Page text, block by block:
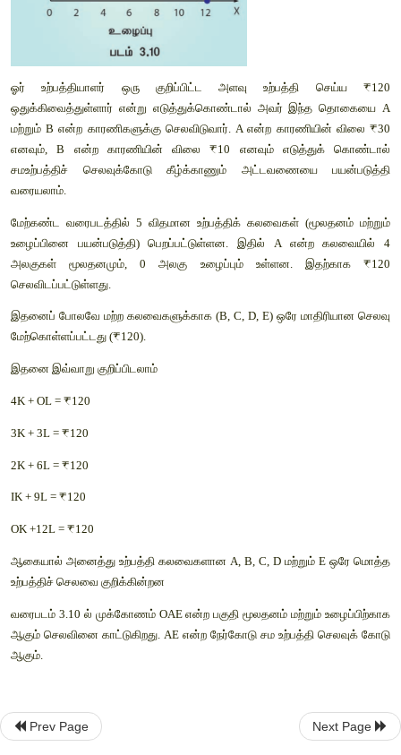
ஓர் உற்பத்தியாளர் ஒரு குறிப்பிட்ட அளவு உற்பத்தி
எனவும், B என்ற காரணியின் விலை ₹10 எனவும்
சமஉற்பத்திச் செலவுக்கோடு கீழ்க்காணும் அட்டவணையை
வரையலாம்.
மேற்கண்ட வரைபடத்தில் 5 விதமான உற்பத்திக் கலவைகள்
உழைப்பினை பயன்படுத்தி) பெறப்பட்டுள்ளன. இதில் A
அலகுகள் மூலதனமும், 0 அலகு உழைப்பும் உள்ளன.
செலவிடப்பட்டுள்ளது.
இதனைப் போலவே மற்ற கலவைகளுக்காக (B, C, D, E) ஒரே
மேற்கொள்ளப்பட்டது ( ₹120).
4K + OL = ₹120
Prev Page Next Page